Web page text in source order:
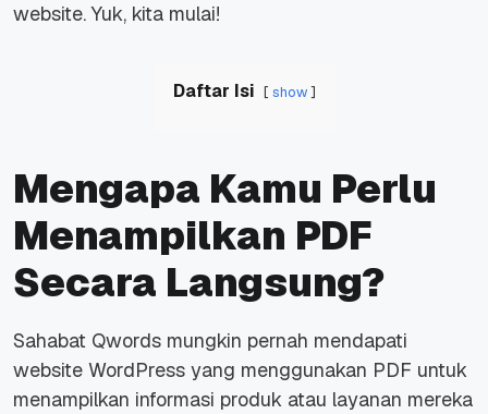
website. Yuk, kita mulai!
Daftar Isi show
Mengapa Kamu Perlu
Menampilkan PDF
Secara Langsung?
Sahabat Qwords mungkin pernah mendapati
website WordPress yang menggunakan PDF untuk
menampilkan informasi produk atau layanan mereka